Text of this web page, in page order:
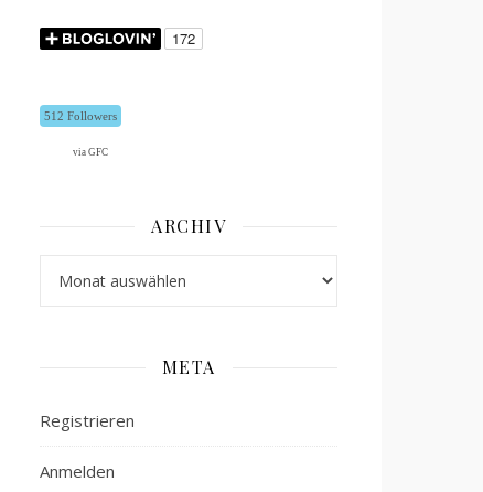
512 Followers
via GFC
ARCHIV
META
Registrieren
Anmelden